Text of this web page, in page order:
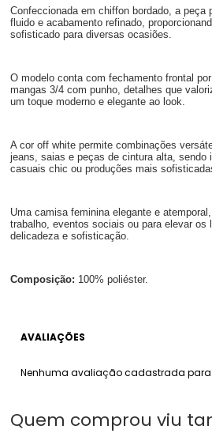
Confeccionada em chiffon bordado, a peça
fluido e acabamento refinado,
sofisticado para diversas ocasiões.
O modelo conta com fechamento frontal
mangas 3/4 com punho, detalhes que
um toque moderno e elegante ao look.
A cor off white permite combinações
jeans, saias e peças de cintura alta, sendo
casuais chic ou produções mais
Uma camisa feminina elegante e
trabalho, eventos sociais ou para elevar os
delicadeza e sofisticação.
Composição: 100% poliéster.
Nenhuma avaliação cadastrada para
Quem comprou viu